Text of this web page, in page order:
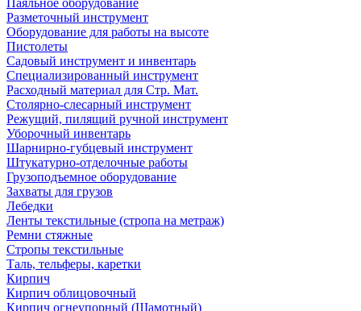
Паяльное оборудование
Разметочный инструмент
Оборудование для работы на высоте
Пистолеты
Садовый инструмент и инвентарь
Специализированный инструмент
Расходный материал для Стр. Мат.
Столярно-слесарный инструмент
Режущий, пилящий ручной инструмент
Уборочный инвентарь
Шарнирно-губцевый инструмент
Штукатурно-отделочные работы
Грузоподъемное оборудование
Захваты для грузов
Лебедки
Ленты текстильные (стропа на метраж)
Ремни стяжные
Стропы текстильные
Таль, тельферы, каретки
Кирпич
Кирпич облицовочный
Кирпич огнеупорный (Шамотный)